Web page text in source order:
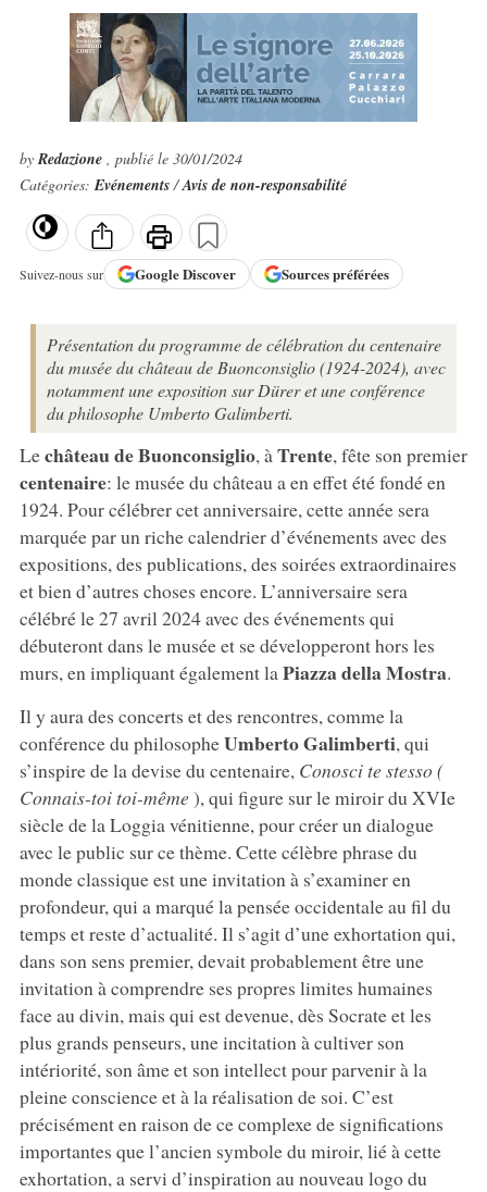
byRedazione , publié le 30/01/2024
Catégories:Evénements/Avis de non-responsabilité
Suivez-nous sur GoogleDiscover Sources préférées
Présentation du programme de célébration du centenaire
du musée du château de Buonconsiglio (1924-2024), avec
notamment une exposition sur Dürer et une conférence
du philosophe Umberto Galimberti.
Lechâteau deBuonconsiglio, à Trente, fête son premier
centenaire: le musée du château a en effet été fondé en
1924. Pour célébrer cet anniversaire, cette année sera
marquée par un riche calendrier d’événements avec des
expositions, des publications, des soirées extraordinaires
et bien d’autres choses encore. L’anniversaire sera
célébré le 27 avril 2024 avec des événements qui
débuteront dans le musée et se développeront hors les
murs, en impliquant également la PiazzadellaMostra.
Il y aura des concerts et des rencontres, comme la
conférence du philosopheUmbertoGalimberti, qui
s’inspire de la devise du centenaire, Conoscitestesso(
Connais-toi toi-même), qui figure sur le miroir du XVIe
siècle de la Loggia vénitienne, pour créer un dialogue
avec le public sur ce thème. Cette célèbre phrase du
monde classique est une invitation à s’examiner en
profondeur, qui a marqué la pensée occidentale au fil du
temps et reste d’actualité. Il s’agit d’une exhortation qui,
dans son sens premier, devait probablement être une
invitation à comprendre ses propres limites humaines
face au divin, mais qui est devenue, dès Socrate et les
plus grands penseurs, une incitation à cultiver son
intériorité, son âme et son intellect pour parvenir à la
pleine conscience et à la réalisation de soi. C’est
précisément en raison de ce complexe de significations
importantes que l’ancien symbole du miroir, lié à cette
exhortation, a servi d’inspiration au nouveau logo du